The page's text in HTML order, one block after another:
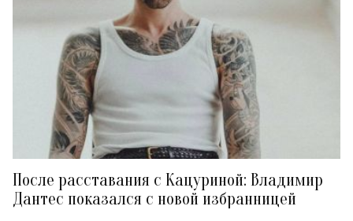
После расставания с Кацуриной: Владимир
Дантес показался с новой избранницей